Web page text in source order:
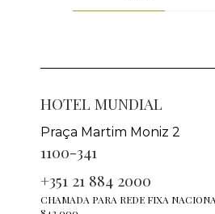
HOTEL MUNDIAL
Praça Martim Moniz 2
1100-341
+351 21 884 2000
CHAMADA PARA REDE FIXA